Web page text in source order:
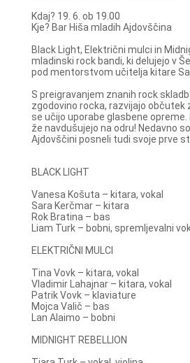
Kdaj? 19. 6. ob 19.00
Kje? Bar Hiša mladih Ajdovščina
Black Light, Električni mulci in
mladinski rock bandi, ki delujejo v
pod mentorstvom učitelja kitare
S preigravanjem znanih rock
zgodovino rocka, razvijajo občutek
se učijo uporabe glasbene
že navdušujejo na odru! Nedavno
Ajdovščini posneli tudi svoje prve
BLACK LIGHT
Vanesa Košuta – kitara, vokal
Sara Kerčmar – kitara
Rok Bratina – bas
Liam Turk – bobni, spremljevalni
ELEKTRIČNI MULCI
Tina Vovk – kitara, vokal
Vladimir Lahajnar – kitara, vokal
Patrik Vovk – klaviature
Mojca Valič – bas
Lan Alaimo – bobni
MIDNIGHT REBELLION